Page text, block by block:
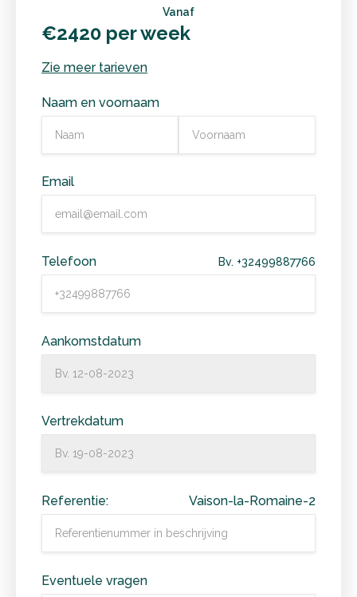
Vanaf
€2420 per week
Zie meer tarieven
Naam en voornaam
Email
Telefoon Bv. +32499887766
Aankomstdatum
Vertrekdatum
Referentie: Vaison-la-Romaine-2
Eventuele vragen